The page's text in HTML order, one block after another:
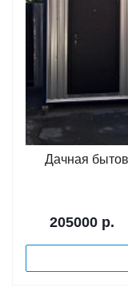
Дачная
205000 р.